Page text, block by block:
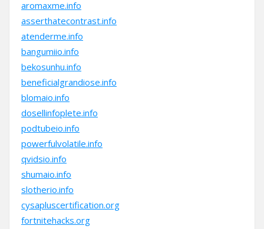
aromaxme.info
asserthatecontrast.info
atenderme.info
bangumiio.info
bekosunhu.info
beneficialgrandiose.info
blomaio.info
dosellinfoplete.info
podtubeio.info
powerfulvolatile.info
qvidsio.info
shumaio.info
slotherio.info
cysapluscertification.org
fortnitehacks.org